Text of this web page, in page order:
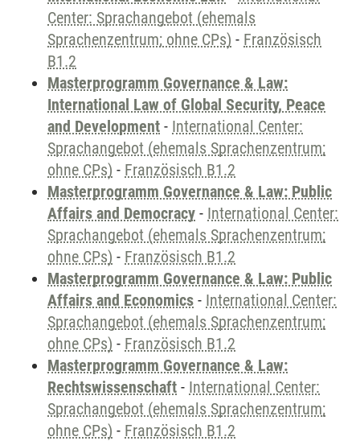
Center: Sprachangebot (ehemals
Sprachenzentrum; ohne CPs) - Französisch
B1.2
Masterprogramm Governance & Law:
International Law of Global Security, Peace
and Development - International Center:
Sprachangebot (ehemals Sprachenzentrum;
ohne CPs) - Französisch B1.2
Masterprogramm Governance & Law: Public
Affairs and Democracy - International Center:
Sprachangebot (ehemals Sprachenzentrum;
ohne CPs) - Französisch B1.2
Masterprogramm Governance & Law: Public
Affairs and Economics - International Center:
Sprachangebot (ehemals Sprachenzentrum;
ohne CPs) - Französisch B1.2
Masterprogramm Governance & Law:
Rechtswissenschaft - International Center:
Sprachangebot (ehemals Sprachenzentrum;
ohne CPs) - Französisch B1.2